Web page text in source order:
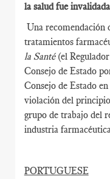
la salud fue
Una recomendación
tratamientos
la Santé (el
Consejo de Estado
Consejo de Estado
violación del
grupo de trabajo del
industria
PORTUGUESE